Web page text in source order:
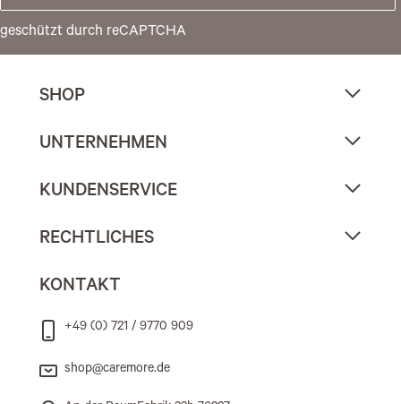
geschützt durch reCAPTCHA
SHOP
UNTERNEHMEN
KUNDENSERVICE
RECHTLICHES
KONTAKT
+49 (0) 721 / 9770 909
shop@caremore.de